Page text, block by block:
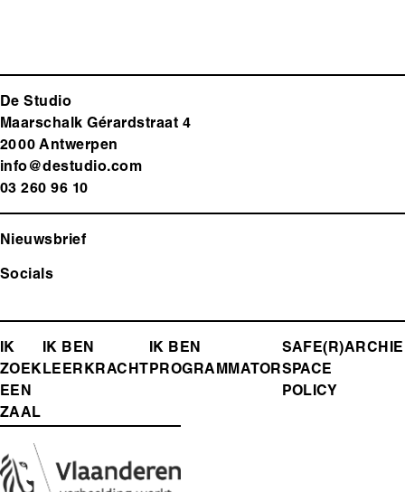
De Studio
Maarschalk Gérardstraat 4
2000 Antwerpen
info@destudio.com
03 260 96 10
Nieuwsbrief
Socials
FOOTER-
MENU
IK
ZOEK
EEN
ZAAL
IK BEN
LEERKRACHT
IK BEN
PROGRAMMATOR
SAFE(R)
SPACE
POLICY
Media
Afbeelding